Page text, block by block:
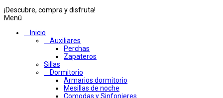
¡Descubre, compra y disfruta!
Menú
Inicio
Auxiliares
Perchas
Zapateros
Sillas
Dormitorio
Armarios dormitorio
Mesillas de noche
Comodas y Sinfonieres